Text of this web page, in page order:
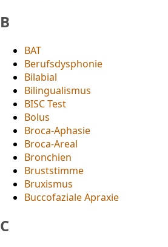
B
BAT
Berufsdysphonie
Bilabial
Bilingualismus
BISC Test
Bolus
Broca-Aphasie
Broca-Areal
Bronchien
Bruststimme
Bruxismus
Buccofaziale Apraxie
C